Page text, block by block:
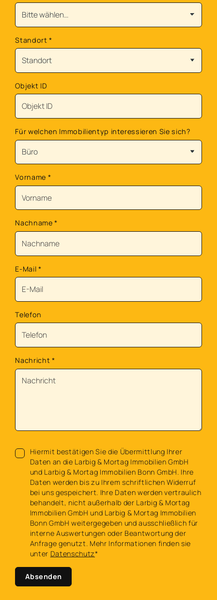
Standort*
Objekt ID
Für welchen Immobilientyp interessieren Sie sich?
Vorname *
Nachname*
E-Mail *
Telefon
Nachricht *
Hiermit bestätigen Sie die Übermittlung Ihrer
Daten an die Larbig & Mortag Immobilien GmbH
und Larbig & Mortag Immobilien Bonn GmbH. Ihre
Daten werden bis zu Ihrem schriftlichen Widerruf
bei uns gespeichert. Ihre Daten werden vertraulich
behandelt, nicht außerhalb der Larbig & Mortag
Immobilien GmbH und Larbig & Mortag Immobilien
Bonn GmbH weitergegeben und ausschließlich für
interne Auswertungen oder Beantwortung der
Anfrage genutzt. Mehr Informationen finden sie
unter Datenschutz*
Absenden